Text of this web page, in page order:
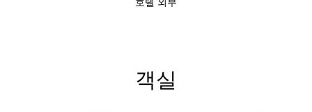
객실